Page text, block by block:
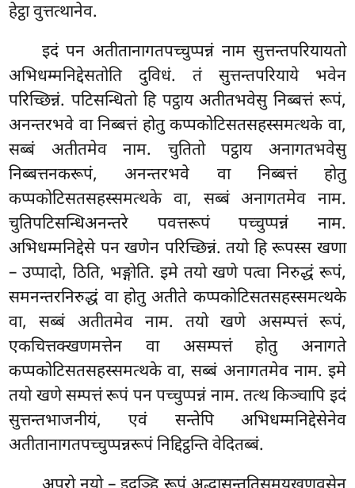
हेट्ठा वुत्तत्थानेव.
इदं पन अतीतानागतपच्चुप्पन्नं नाम सुत्तन्तपरियायतो
अभिधम्मनिद्देसतोति दुविधं. तं सुत्तन्तपरियाये भवेन
परिच्छिन्नं. पटिसन्धितो हि पट्ठाय अतीतभवेसु निब्बत्तं रूपं,
अनन्तरभवे वा निब्बत्तं होतु कप्पकोटिसतसहस्समत्थके वा,
सब्बं अतीतमेव नाम. चुतितो पट्ठाय अनागतभवेसु
निब्बत्तनकरूपं, अनन्तरभवे वा निब्बत्तं होतु
कप्पकोटिसतसहस्समत्थके वा, सब्बं अनागतमेव नाम.
चुतिपटिसन्धिअनन्तरे पवत्तरूपं पच्चुप्पन्नं नाम.
अभिधम्मनिद्देसे पन खणेन परिच्छिन्नं. तयो हि रूपस्स खणा
– उप्पादो, ठिति, भङ्गोति. इमे तयो खणे पत्वा निरुद्धं रूपं,
समनन्तरनिरुद्धं वा होतु अतीते कप्पकोटिसतसहस्समत्थके
वा, सब्बं अतीतमेव नाम. तयो खणे असम्पत्तं रूपं,
एकचित्तक्खणमत्तेन वा असम्पत्तं होतु अनागते
कप्पकोटिसतसहस्समत्थके वा, सब्बं अनागतमेव नाम. इमे
तयो खणे सम्पत्तं रूपं पन पच्चुप्पन्नं नाम. तत्थ किञ्चापि इदं
सुत्तन्तभाजनीयं, एवं सन्तेपि अभिधम्मनिद्देसेनेव
अतीतानागतपच्चुप्पन्नरूपं निद्दिट्ठन्तिवेदितब्बं.